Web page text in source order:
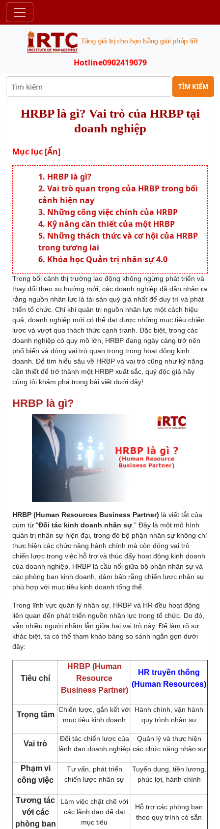
Hotline0902419079
TÌM KIẾM
HRBP là gì? Vai trò của HRBP tại
doanh nghiệp
Mục lục [Ẩn]
HRBP là gì?
Vai trò quan trọng của HRBP trong bối
cảnh hiện nay
Những công việc chính của HRBP
Kỹ năng cần thiết của một HRBP
Những thách thức và cơ hội của HRBP
trong tương lai
Khóa học Quản trị nhân sự 4.0
Trong bối cảnh thị trường lao động không ngừng phát triển và
thay đổi theo xu hướng mới, các doanh nghiệp đã dần nhận ra
rằng nguồn nhân lực là tài sản quý giá nhất để duy trì và phát
triển tổ chức. Chỉ khi quản trị nguồn nhân lực một cách hiệu
quả, doanh nghiệp mới có thể đạt được những mục tiêu chiến
lược và vượt qua thách thức cạnh tranh. Đặc biệt, trong các
doanh nghiệp có quy mô lớn, HRBP đang ngày càng trở nên
phổ biến và đóng vai trò quan trọng trong hoạt động kinh
doanh. Để tìm hiểu sâu về HRBP và vai trò cũng như kỹ năng
cần thiết để trở thành một HRBP xuất sắc, quý độc giả hãy
cùng tôi khám phá trong bài viết dưới đây!
HRBP là gì?
HRBP (Human Resources Business Partner) là viết tắt của
cụm từ "Đối tác kinh doanh nhân sự." Đây là một mô hình
quản trị nhân sự hiện đại, trong đó bộ phận nhân sự không chỉ
thực hiện các chức năng hành chính mà còn đóng vai trò
chiến lược trong việc hỗ trợ và thúc đẩy hoạt động kinh doanh
của doanh nghiệp. HRBP là cầu nối giữa bộ phận nhân sự và
các phòng ban kinh doanh, đảm bảo rằng chiến lược nhân sự
phù hợp với mục tiêu kinh doanh tổng thể.
Trong lĩnh vực quản lý nhân sự, HRBP và HR đều hoạt động
liên quan đến phát triển nguồn nhân lực trong tổ chức. Do đó,
vẫn nhiều người nhầm lẫn giữa hai vai trò này. Để làm rõ sự
khác biệt, ta có thể tham khảo bảng so sánh ngắn gọn dưới
đây:
Tiêu chí
HRBP (Human
Resource
Business Partner)
HR truyền thống
(Human Resources)
Trọng tâm
Chiến lược, gắn kết với
mục tiêu kinh doanh
Hành chính, vận hành
quy trình nhân sự
Vai trò
Đối tác chiến lược của
lãnh đạo doanh nghiệp
Quản lý và thực hiện
các chức năng nhân sự
Phạm vi
công việc
Tư vấn, phát triển
chiến lược nhân sự
Tuyển dụng, tiền lương,
phúc lợi, hành chính
Tương tác
với các
phòng ban
Làm việc chặt chẽ với
các lãnh đạo để đạt
mục tiêu
Hỗ trợ các phòng ban
theo quy trình có sẵn